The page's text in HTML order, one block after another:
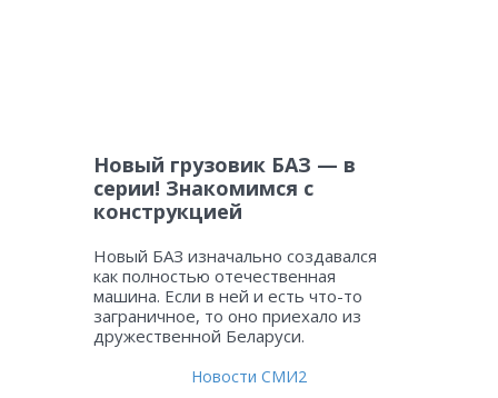
Новый грузовик БАЗ — в
серии! Знакомимся с
конструкцией
Новый БАЗ изначально создавался
как полностью отечественная
машина. Если в ней и есть что-то
заграничное, то оно приехало из
дружественной Беларуси.
Новости СМИ2